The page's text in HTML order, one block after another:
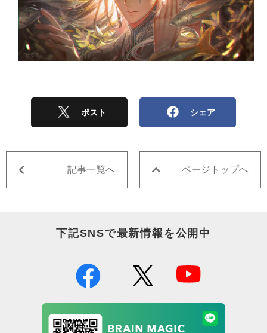
ポスト シェア
記事一覧へ ページトップへ
下記SNSで最新情報を公開中